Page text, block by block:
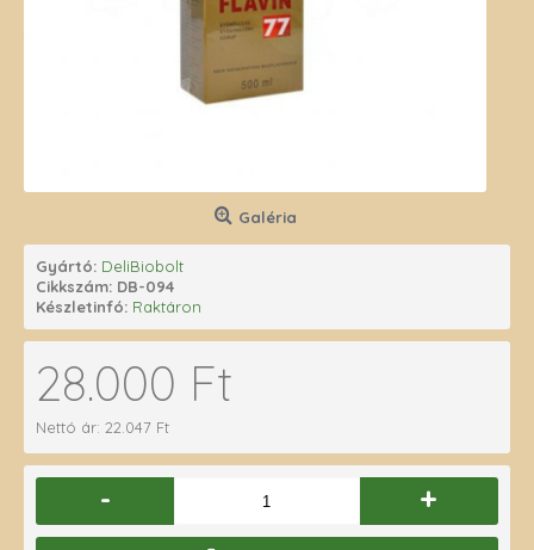
Galéria
Gyártó: DeliBiobolt
Cikkszám: DB-094
Készletinfó: Raktáron
28.000 Ft
Nettó ár: 22.047 Ft
- +